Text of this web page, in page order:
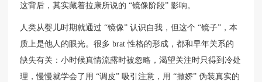
这背后，其实藏着拉康所说的 “镜像阶段” 影响。
人类从婴儿时期就通过 “镜像” 认识自我，但这个 “镜子”，本
质上是他人的眼光。很多 brat 性格的形成，都和早年关系的
缺失有关：小时候真情流露时被忽略，渴望关注时只得到冷处
理，慢慢就学会了用 “调皮” 吸引注意，用 “撒娇” 伪装真实的